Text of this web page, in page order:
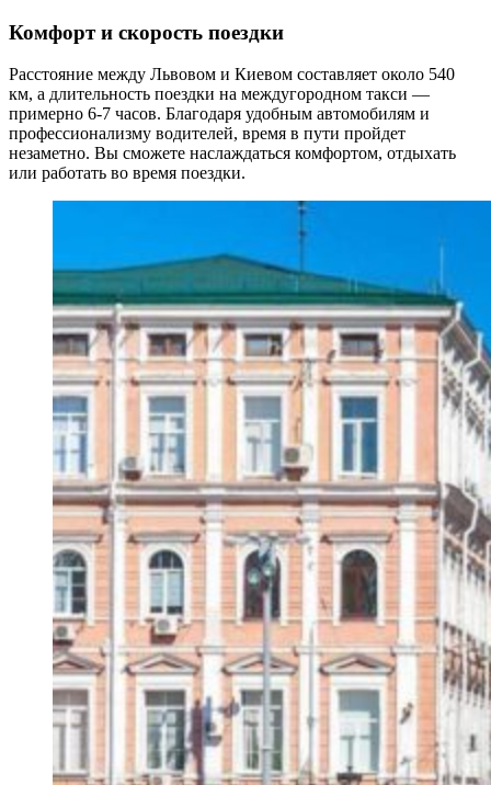
Комфорт и скорость поездки
Расстояние между Львовом и Киевом составляет около 540
км, а длительность поездки на междугородном такси —
примерно 6-7 часов. Благодаря удобным автомобилям и
профессионализму водителей, время в пути пройдет
незаметно. Вы сможете наслаждаться комфортом, отдыхать
или работать во время поездки.